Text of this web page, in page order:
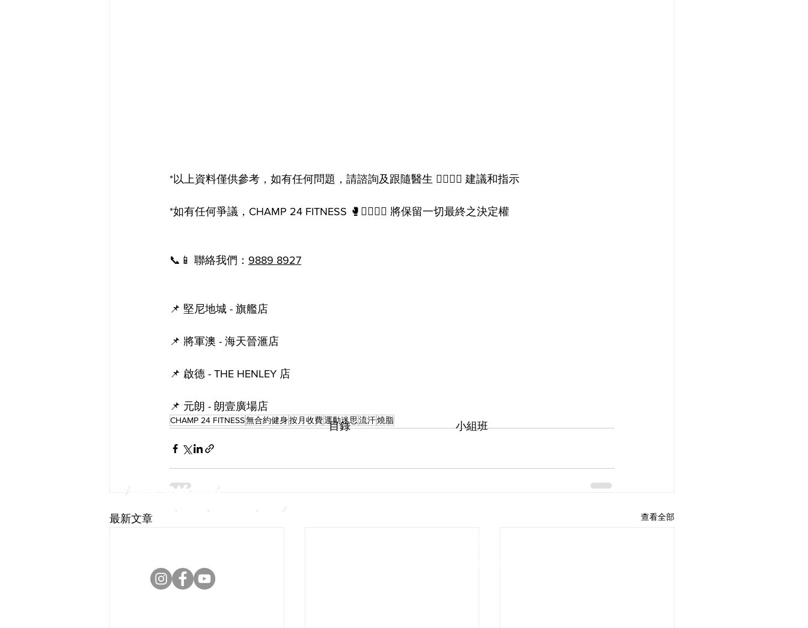
*以上資料僅供參考，如有任何問題，請諮詢及跟隨醫生 👩‍⚕️🧑‍⚕️ 建議和指示
*如有任何爭議，CHAMP 24 FITNESS 🥊🏋️‍♂️🧘‍♀️ 將保留一切最終之決定權
📞📱 聯絡我們： 9889 8927
📌 堅尼地城 - 旗艦店
📌 將軍澳 - 海天晉滙店
📌 啟德 - THE HENLEY 店
📌 元朗 - 朗壹廣場店
CHAMP 24 FITNESS無合約健身按月收費運動迷思流汗燒脂
最新文章 查看全部
​目錄 小組班